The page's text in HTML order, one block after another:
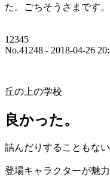
た。ごちそうさまです。
12345
No.41248 - 2018-04-26
丘の上の学校
良かった。
詰んだりすることもな
登場キャラクターが魅